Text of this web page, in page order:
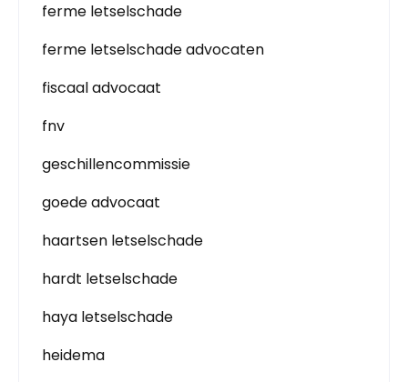
ferme letselschade
ferme letselschade advocaten
fiscaal advocaat
fnv
geschillencommissie
goede advocaat
haartsen letselschade
hardt letselschade
haya letselschade
heidema